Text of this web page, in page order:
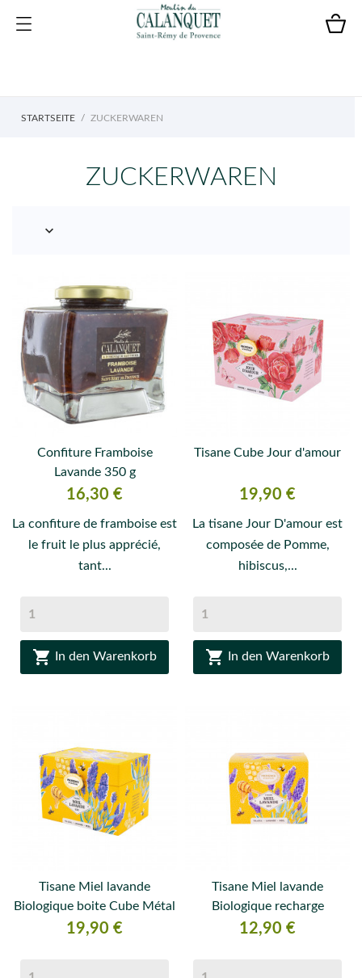
STARTSEITE ZUCKERWAREN
ZUCKERWAREN

Confiture Framboise
Lavande 350 g
Preis
16,30 €
La confiture de framboise est
le fruit le plus apprécié,
tant...
 In den Warenkorb
Tisane Cube Jour d'amour
Preis
19,90 €
La tisane Jour D'amour est
composée de Pomme,
hibiscus,...
 In den Warenkorb
Tisane Miel lavande
Biologique boite Cube Métal
Preis
19,90 €
Tisane Miel lavande
Biologique recharge
Preis
12,90 €